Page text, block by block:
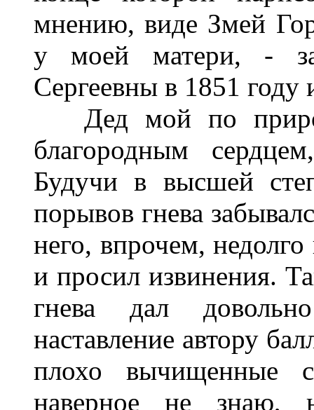
мнению, виде Змей
у моей матери, -
Сергеевны в 1851
Дед мой по
благородным
Будучи в высшей
порывов гнева
него, впрочем,
и просил извинения.
гнева дал
наставление автору
плохо вычищенные
наверное не знаю,